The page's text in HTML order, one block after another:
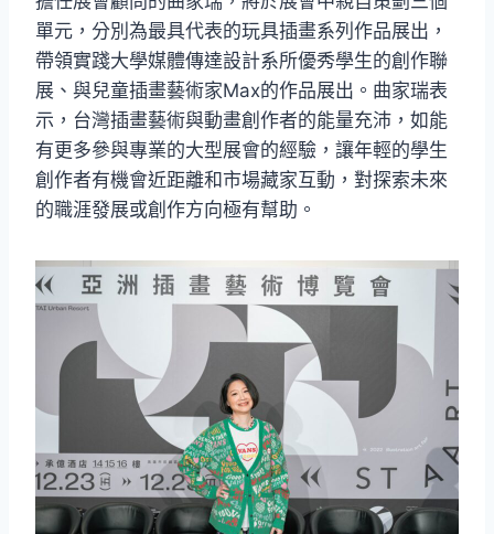
單元，分別為最具代表的玩具插畫系列作品展出，
帶領實踐大學媒體傳達設計系所優秀學生的創作聯
展、與兒童插畫藝術家Max的作品展出。曲家瑞表
示，台灣插畫藝術與動畫創作者的能量充沛，如能
有更多參與專業的大型展會的經驗，讓年輕的學生
創作者有機會近距離和市場藏家互動，對探索未來
的職涯發展或創作方向極有幫助。